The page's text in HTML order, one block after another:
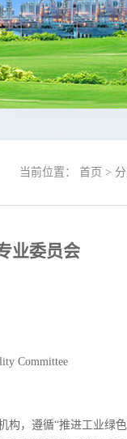
当前位置： 首页 >
业委员会
Committee
，遵循“推进工业绿